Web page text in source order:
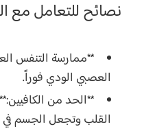
نصائح للتعامل مع
**ممارسة التنفس
العصبي الودي فوراً.
**الحد من
القلب وتجعل الجسم في